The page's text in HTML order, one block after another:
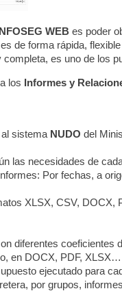
WEB es poder
de forma rápida,
es uno de los
los Informes y
sistema NUDO del
las necesidades de
Por fechas, a
XLSX, CSV, DOCX,
diferentes coeficientes
en DOCX, PDF, XLSX…
ejecutado para
por grupos,